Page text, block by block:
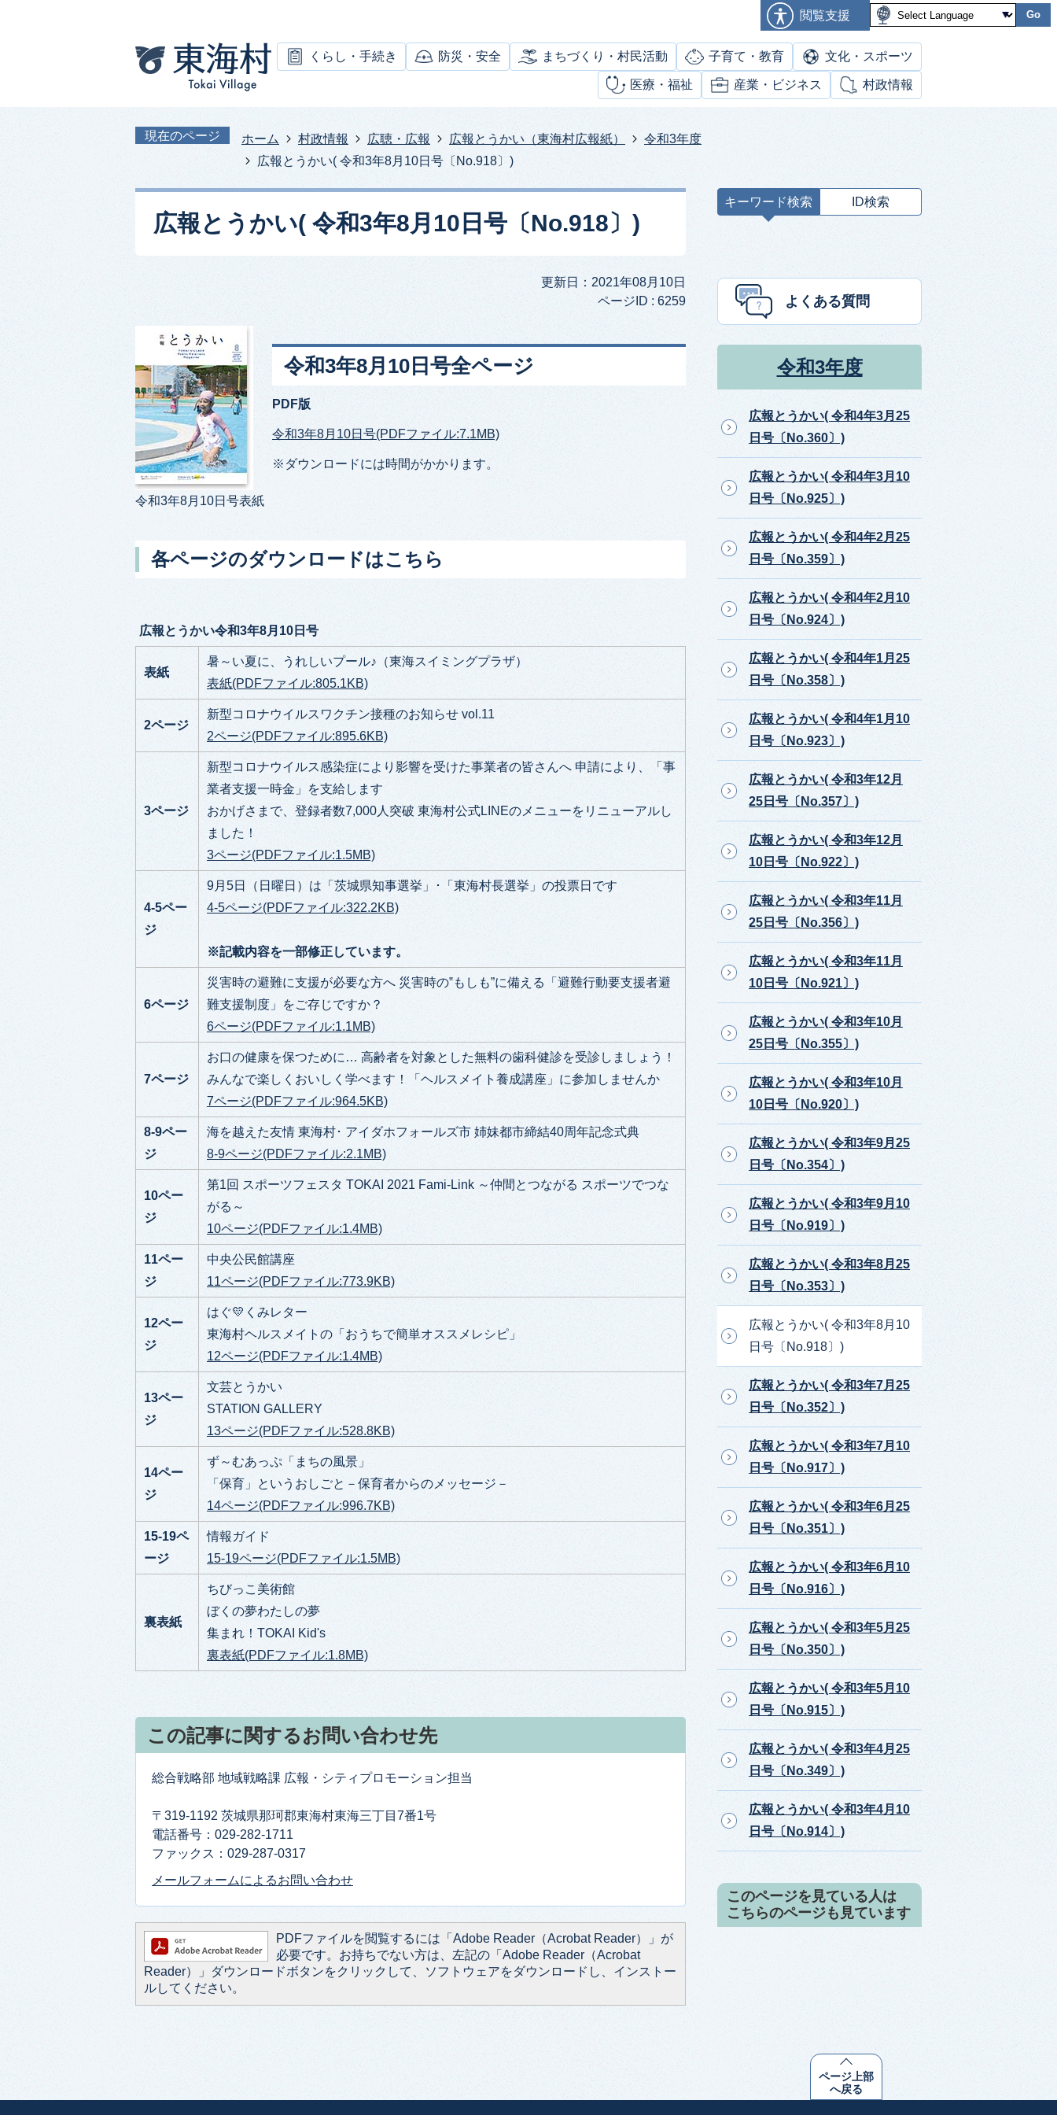
閲覧支援 Go
くらし・手続き 防災・安全 まちづくり・村民活動 子育て・教育 文化・スポーツ
医療・福祉 産業・ビジネス 村政情報
現在のページ ホーム 村政情報 広聴・広報 広報とうかい（東海村広報紙）
令和3年度
広報とうかい( 令和3年8月10日号〔No.918〕)
広報とうかい( 令和3年8月10日号〔No.918〕)
更新日：2021年08月10日
ページID : 6259
令和3年8月10日号表紙
令和3年8月10日号全ページ
PDF版
令和3年8月10日号(PDFファイル:7.1MB)
※ダウンロードには時間がかかります。
各ページのダウンロードはこちら
広報とうかい令和3年8月10日号
表紙
暑～い夏に、うれしいプール♪（東海スイミングプラザ）
表紙(PDFファイル:805.1KB)
2ページ
新型コロナウイルスワクチン接種のお知らせ vol.11
2ページ(PDFファイル:895.6KB)
3ページ
新型コロナウイルス感染症により影響を受けた事業者の皆さんへ 申請により、「事
業者支援一時金」を支給します
おかげさまで、登録者数7,000人突破 東海村公式LINEのメニューをリニューアルし
ました！
3ページ(PDFファイル:1.5MB)
4-5ペー
ジ
9月5日（日曜日）は「茨城県知事選挙」･「東海村長選挙」の投票日です
4-5ページ(PDFファイル:322.2KB)
※記載内容を一部修正しています。
6ページ
災害時の避難に支援が必要な方へ 災害時の‟もしも”に備える「避難行動要支援者避
難支援制度」をご存じですか？
6ページ(PDFファイル:1.1MB)
7ページ
お口の健康を保つために… 高齢者を対象とした無料の歯科健診を受診しましょう！
みんなで楽しくおいしく学べます！「ヘルスメイト養成講座」に参加しませんか
7ページ(PDFファイル:964.5KB)
8-9ペー
ジ
海を越えた友情 東海村･ アイダホフォールズ市 姉妹都市締結40周年記念式典
8-9ページ(PDFファイル:2.1MB)
10ペー
ジ
第1回 スポーツフェスタ TOKAI 2021 Fami-Link ～仲間とつながる スポーツでつな
がる～
10ページ(PDFファイル:1.4MB)
11ペー
ジ
中央公民館講座
11ページ(PDFファイル:773.9KB)
12ペー
ジ
はぐ💛くみレター
東海村ヘルスメイトの「おうちで簡単オススメレシピ」
12ページ(PDFファイル:1.4MB)
13ペー
ジ
文芸とうかい
STATION GALLERY
13ページ(PDFファイル:528.8KB)
14ペー
ジ
ず～むあっぷ「まちの風景」
「保育」というおしごと－保育者からのメッセージ－
14ページ(PDFファイル:996.7KB)
15-19ペ
ージ
情報ガイド
15-19ページ(PDFファイル:1.5MB)
裏表紙
ちびっこ美術館
ぼくの夢わたしの夢
集まれ！TOKAI Kid's
裏表紙(PDFファイル:1.8MB)
この記事に関するお問い合わせ先
総合戦略部 地域戦略課 広報・シティプロモーション担当
〒319-1192 茨城県那珂郡東海村東海三丁目7番1号
電話番号：029-282-1711
ファックス：029-287-0317
メールフォームによるお問い合わせ
PDFファイルを閲覧するには「Adobe Reader（Acrobat Reader）」が
必要です。お持ちでない方は、左記の「Adobe Reader（Acrobat
Reader）」ダウンロードボタンをクリックして、ソフトウェアをダウンロードし、インストー
ルしてください。
キーワード検索 ID検索
ー
よくある質問
令和3年度
広報とうかい( 令和4年3月25
日号〔No.360〕)
広報とうかい( 令和4年3月10
日号〔No.925〕)
広報とうかい( 令和4年2月25
日号〔No.359〕)
広報とうかい( 令和4年2月10
日号〔No.924〕)
広報とうかい( 令和4年1月25
日号〔No.358〕)
広報とうかい( 令和4年1月10
日号〔No.923〕)
広報とうかい( 令和3年12月
25日号〔No.357〕)
広報とうかい( 令和3年12月
10日号〔No.922〕)
広報とうかい( 令和3年11月
25日号〔No.356〕)
広報とうかい( 令和3年11月
10日号〔No.921〕)
広報とうかい( 令和3年10月
25日号〔No.355〕)
広報とうかい( 令和3年10月
10日号〔No.920〕)
広報とうかい( 令和3年9月25
日号〔No.354〕)
広報とうかい( 令和3年9月10
日号〔No.919〕)
広報とうかい( 令和3年8月25
日号〔No.353〕)
広報とうかい( 令和3年8月10
日号〔No.918〕)
広報とうかい( 令和3年7月25
日号〔No.352〕)
広報とうかい( 令和3年7月10
日号〔No.917〕)
広報とうかい( 令和3年6月25
日号〔No.351〕)
広報とうかい( 令和3年6月10
日号〔No.916〕)
広報とうかい( 令和3年5月25
日号〔No.350〕)
広報とうかい( 令和3年5月10
日号〔No.915〕)
広報とうかい( 令和3年4月25
日号〔No.349〕)
広報とうかい( 令和3年4月10
日号〔No.914〕)
このページを見ている人は
こちらのページも見ています
ページ上部
へ戻る